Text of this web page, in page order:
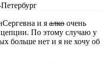
и я алко очень
По этому случаю у
больше нет и я не хочу об